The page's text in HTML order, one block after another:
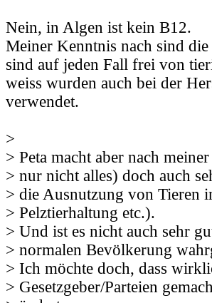
Nein, in Algen ist kein B12.
Meiner Kenntnis nach sind
sind auf jeden Fall frei von
weiss wurden auch bei der
verwendet.
>
> Peta macht aber nach
> nur nicht alles) doch auch
> die Ausnutzung von Tieren
> Pelztierhaltung etc.).
> Und ist es nicht auch sehr
> normalen Bevölkerung
> Ich möchte doch, dass
> Gesetzgeber/Parteien